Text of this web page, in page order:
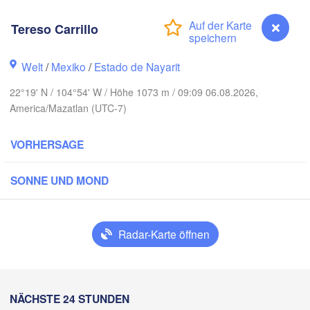
Tereso Carrillo
Welt/Mexiko /Estado de Nayarit
22°19' N / 104°54' W / Höhe 1073 m / 09:09 06.08.2026,
America/Mazatlan (UTC-7)
VORHERSAGE
SONNE UND MOND
Radar-Karte öffnen
NÄCHSTE 24 STUNDEN
Durango
Los Mochis
MEXIKO
Tereso Carrillo